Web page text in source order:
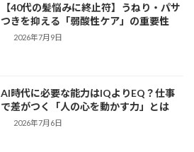
【40代の髪悩みに終止符】うねり・パサ
つきを抑える「弱酸性ケア」の重要性
2026年7月9日
AI時代に必要な能力はIQよりEQ？仕事
で差がつく「人の心を動かす力」とは
2026年7月6日